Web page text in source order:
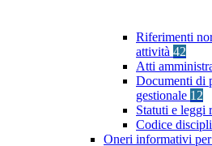
Riferimenti
attività 42
Atti
Documenti di
gestionale 12
Statuti e leggi
Codice
Oneri informativi